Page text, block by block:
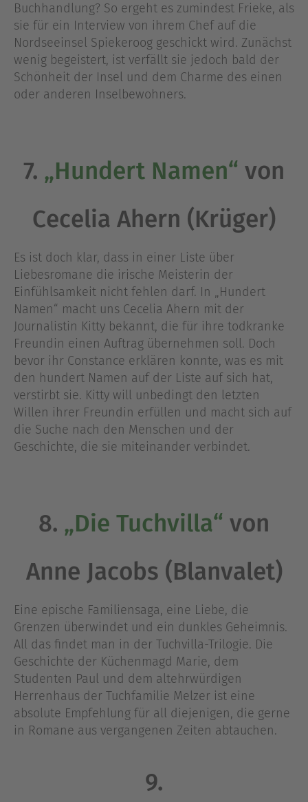
Buchhandlung? So ergeht es zumindest Frieke, als
sie für ein Interview von ihrem Chef auf die
Nordseeinsel Spiekeroog geschickt wird. Zunächst
wenig begeistert, ist verfällt sie jedoch bald der
Schönheit der Insel und dem Charme des einen
oder anderen Inselbewohners.
7. „Hundert Namen“ von
Cecelia Ahern (Krüger)
Es ist doch klar, dass in einer Liste über
Liebesromane die irische Meisterin der
Einfühlsamkeit nicht fehlen darf. In „Hundert
Namen“ macht uns Cecelia Ahern mit der
Journalistin Kitty bekannt, die für ihre todkranke
Freundin einen Auftrag übernehmen soll. Doch
bevor ihr Constance erklären konnte, was es mit
den hundert Namen auf der Liste auf sich hat,
verstirbt sie. Kitty will unbedingt den letzten
Willen ihrer Freundin erfüllen und macht sich auf
die Suche nach den Menschen und der
Geschichte, die sie miteinander verbindet.
8. „Die Tuchvilla“ von
Anne Jacobs (Blanvalet)
Eine epische Familiensaga, eine Liebe, die
Grenzen überwindet und ein dunkles Geheimnis.
All das findet man in der Tuchvilla-Trilogie. Die
Geschichte der Küchenmagd Marie, dem
Studenten Paul und dem altehrwürdigen
Herrenhaus der Tuchfamilie Melzer ist eine
absolute Empfehlung für all diejenigen, die gerne
in Romane aus vergangenen Zeiten abtauchen.
9.